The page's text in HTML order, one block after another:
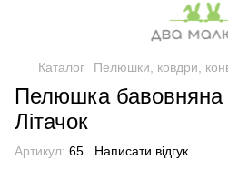
Каталог Пелюшки, ковдри,
Пелюшка бавовняна
Літачок
Артикул: 65 Написати відгук